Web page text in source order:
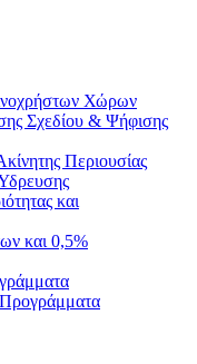
Χώρων
Σχεδίου & Ψήφισης
Περιουσίας
και
και 0,5%